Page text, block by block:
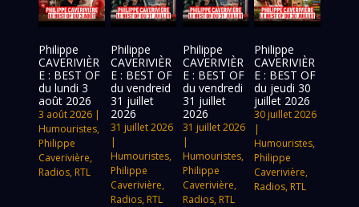
Philippe
CAVERIVIÈR
E : BEST OF
du lundi 3
août 2026
3 août 2026 |
Humouristes,
Philippe
Caverivière,
Radios, RTL
Philippe
CAVERIVIÈR
E : BEST OF
du vendreid
31 juillet
2026
31 juillet 2026
|
Humouristes,
Philippe
Caverivière,
Radios, RTL
Philippe
CAVERIVIÈR
E : BEST OF
du vendredi
31 juillet
2026
31 juillet 2026
|
Humouristes,
Philippe
Caverivière,
Radios, RTL
Philippe
CAVERIVIÈR
E : BEST OF
du jeudi 30
juillet 2026
30 juillet 2026
|
Humouristes,
Philippe
Caverivière,
Radios, RTL